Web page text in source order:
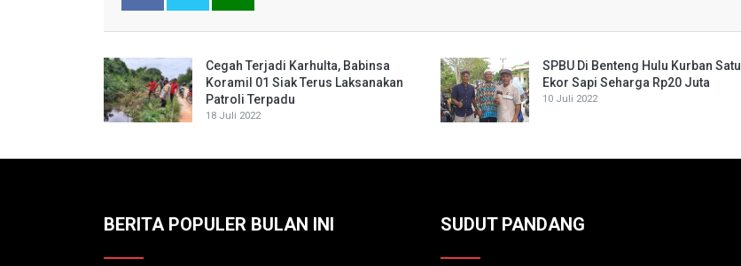
Cegah Terjadi Karhulta, Babinsa
Koramil 01 Siak Terus Laksanakan
Patroli Terpadu
18 Juli 2022
SPBU Di Benteng Hulu Kurban Satu
Ekor Sapi Seharga Rp20 Juta
10 Juli 2022
BERITA POPULER BULAN INI SUDUT PANDANG